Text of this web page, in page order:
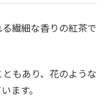
繊細な香りの紅茶で
もあり、花のような
ます。